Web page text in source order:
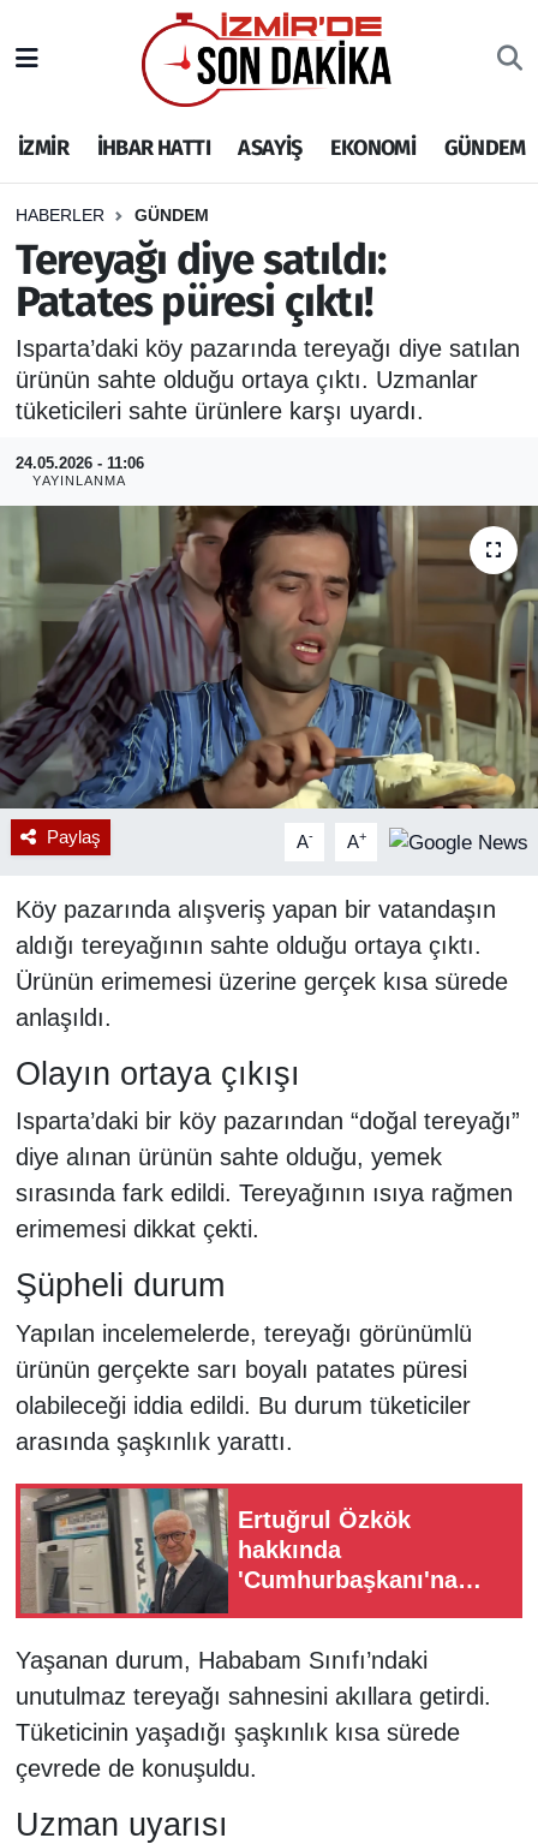
İZMİR İHBAR HATTI ASAYİŞ EKONOMİ GÜNDEM
HABERLER GÜNDEM
Tereyağı diye satıldı:
Patates püresi çıktı!
Isparta’daki köy pazarında tereyağı diye satılan
ürünün sahte olduğu ortaya çıktı. Uzmanlar
tüketicileri sahte ürünlere karşı uyardı.
24.05.2026 - 11:06
YAYINLANMA
Paylaş A- A+
Köy pazarında alışveriş yapan bir vatandaşın
aldığı tereyağının sahte olduğu ortaya çıktı.
Ürünün erimemesi üzerine gerçek kısa sürede
anlaşıldı.
Olayın ortaya çıkışı
Isparta’daki bir köy pazarından “doğal tereyağı”
diye alınan ürünün sahte olduğu, yemek
sırasında fark edildi. Tereyağının ısıya rağmen
erimemesi dikkat çekti.
Şüpheli durum
Yapılan incelemelerde, tereyağı görünümlü
ürünün gerçekte sarı boyalı patates püresi
olabileceği iddia edildi. Bu durum tüketiciler
arasında şaşkınlık yarattı.
Ertuğrul Özkök
hakkında
'Cumhurbaşkanı'na
adliyeye gitti
Yaşanan durum, Hababam Sınıfı’ndaki
unutulmaz tereyağı sahnesini akıllara getirdi.
Tüketicinin yaşadığı şaşkınlık kısa sürede
çevrede de konuşuldu.
Uzman uyarısı
İHBAR HATTI
DEPREM
GENEL
EKONOMİ
SİYASET
SPOR
RESMİ REKLAM
İzmir Nöbetçi Eczaneler
İzmir Hava Durumu
İzmir Namaz Vakitleri
İzmir Trafik Yoğunluk Haritası
Puan Durumu ve Fikstür
Tüm Manşetler
Son Dakika Haberleri
Haber Arşivi